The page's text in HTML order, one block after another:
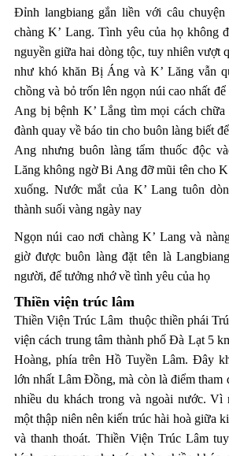
Đỉnh langbiang gắn liền với câu
chàng K’ Lang. Tình yêu của họ không
nguyền giữa hai dòng tộc, tuy nhiên vượt
như khó khăn Bị Áng và K’ Lăng vẫn
chồng và bỏ trốn lên ngọn núi cao nhất
Ang bị bệnh K’ Lắng tìm mọi cách
đành quay về báo tin cho buôn làng biết
Ang nhưng buôn làng tẩm thuốc độc
Lăng không ngờ Bi Ang đỡ mũi tên cho
xuống. Nước mắt của K’ Lang tuôn
thành suối vàng ngày nay
Ngọn núi cao nơi chàng K’ Lang và
giờ được buôn làng đặt tên là
người, để tưởng nhớ về tình yêu của họ
Thiền viện trúc lâm
Thiền Viện Trúc Lâm thuộc thiền phái
viện cách trung tâm thành phố Đà Lạt 5
Hoàng, phía trên Hồ Tuyền Lâm. Đây
lớn nhất Lâm Đồng, mà còn là điểm tham
nhiều du khách trong và ngoài nước. Vì
một thập niên nên kiến trúc hài hoà giữa
và thanh thoát. Thiền Viện Trúc Lâm